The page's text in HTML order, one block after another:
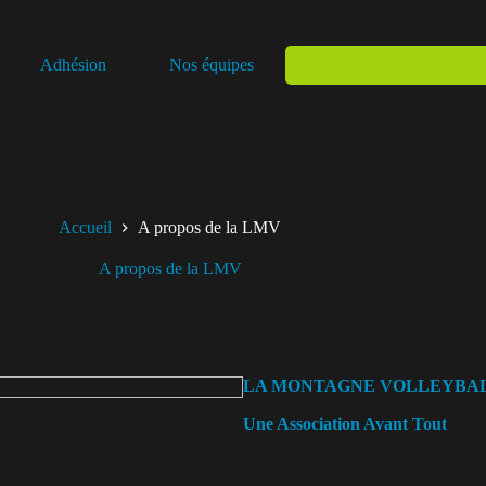
Adhésion Nos équipes
Accueil A propos de la LMV
A propos de la LMV
LA MONTAGNE
Une Association Avant Tout